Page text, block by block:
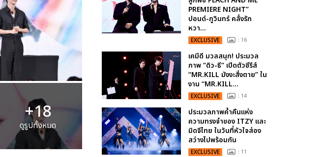
+18
ดูรูปทั้งหมด
PREMIERE NIGHT”
ปอนด์-ภูวินทร์ คลั่งรัก
หวา...
EXCLUSIVE : 16
เคมีดี มวลสนุก! ประมวล
ภาพ “ดิว-ธี” เปิดตัวซีรีส์
“MR.KILL มังงะสั่งตาย” ใน
งาน “MR.KILL...
EXCLUSIVE : 14
ประมวลภาพค่ำคืนแห่ง
ความทรงจำของ ITZY และ
มิดจีไทย ในวันที่หัวใจส่อง
สว่างไปพร้อมกัน
EXCLUSIVE : 11